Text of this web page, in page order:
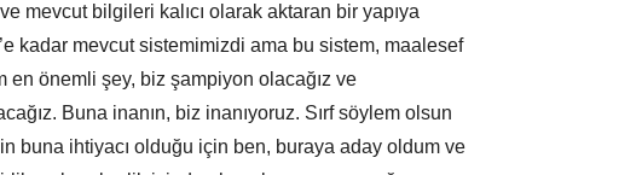
mevcut bilgileri kalıcı olarak aktaran bir yapıya
kadar mevcut sistemimizdi ama bu sistem, maalesef
önemli şey, biz şampiyon olacağız ve
Buna inanın, biz inanıyoruz. Sırf söylem olsun
buna ihtiyacı olduğu için ben, buraya aday oldum ve